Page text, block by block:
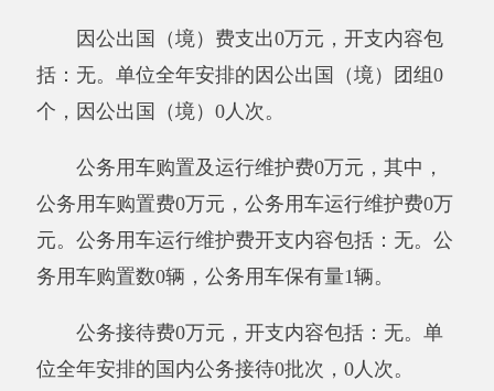
八、政府性基金预算收入支出决算情况说明
我单位本年度无政府性基金预算财政拨款收
表为空表。
九、其他重要事项的情况说明
（一）机关运行经费支出情况
元，比上年增加0.30万元，增长100%，主要原因
是2019年度我单位办公支出增加。